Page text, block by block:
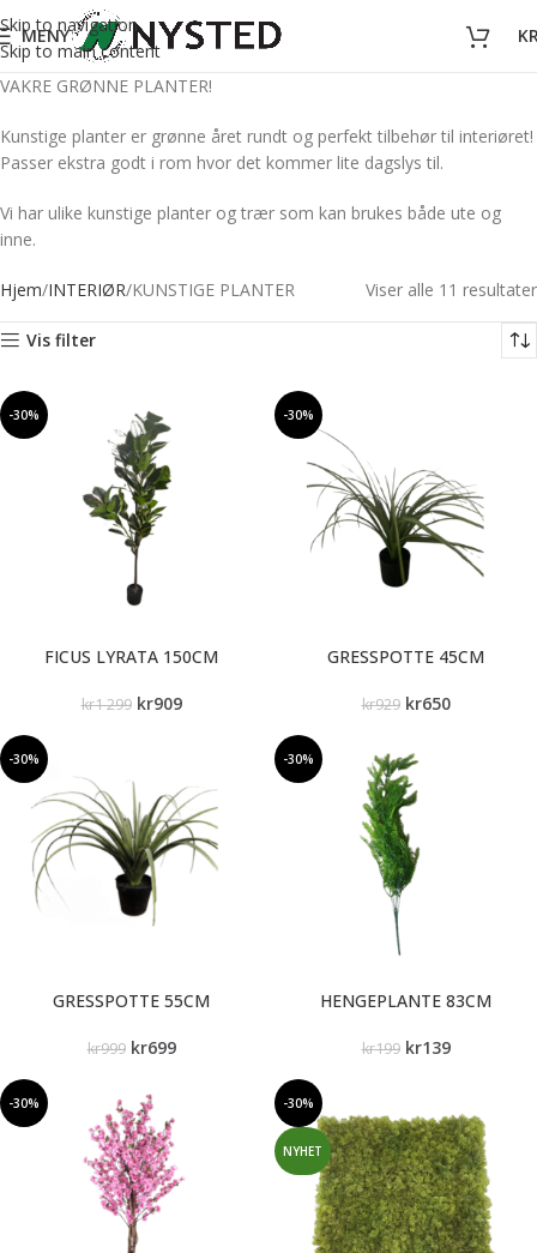
Skip to navigation
Skip to main content
MENY
VAKRE GRØNNE PLANTER!
Kunstige planter er grønne året rundt og perfekt tilbehør til interiøret!
Passer ekstra godt i rom hvor det kommer lite dagslys til.
Vi har ulike kunstige planter og trær som kan brukes både ute og
inne.
Hjem INTERIØR KUNSTIGE PLANTER Viser alle 11 resultater
Vis filter
-30%
FICUS LYRATA 150CM
kr1 299 kr909
-30%
GRESSPOTTE 45CM
kr929 kr650
-30%
GRESSPOTTE 55CM
kr999 kr699
-30%
HENGEPLANTE 83CM
kr199 kr139
-30% -30%
NYHET